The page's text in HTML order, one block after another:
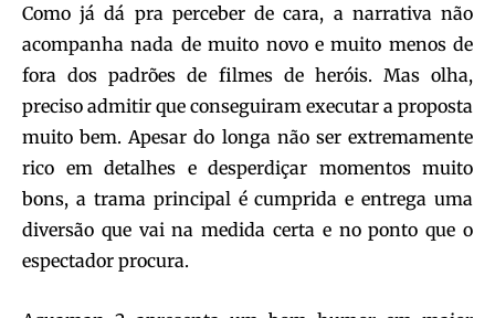
Como já dá pra perceber de cara, a narrativa não
acompanha nada de muito novo e muito menos de
fora dos padrões de filmes de heróis. Mas olha,
preciso admitir que conseguiram executar a proposta
muito bem. Apesar do longa não ser extremamente
rico em detalhes e desperdiçar momentos muito
bons, a trama principal é cumprida e entrega uma
diversão que vai na medida certa e no ponto que o
espectador procura.